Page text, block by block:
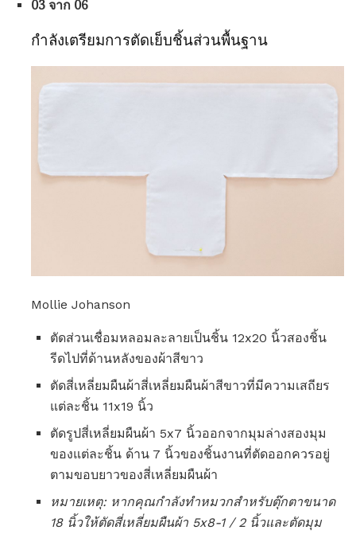
03 จาก 06
กำลังเตรียมการตัดเย็บชิ้นส่วนพื้นฐาน
Mollie Johanson
ตัดส่วนเชื่อมหลอมละลายเป็นชิ้น 12x20 นิ้วสองชิ้น
รีดไปที่ด้านหลังของผ้าสีขาว
ตัดสี่เหลี่ยมผืนผ้าสี่เหลี่ยมผืนผ้าสีขาวที่มีความเสถียร
แต่ละชิ้น 11x19 นิ้ว
ตัดรูปสี่เหลี่ยมผืนผ้า 5x7 นิ้วออกจากมุมล่างสองมุม
ของแต่ละชิ้น ด้าน 7 นิ้วของชิ้นงานที่ตัดออกควรอยู่
ตามขอบยาวของสี่เหลี่ยมผืนผ้า
หมายเหตุ: หากคุณกำลังทำหมวกสำหรับตุ๊กตาขนาด
18 นิ้วให้ตัดสี่เหลี่ยมผืนผ้า 5x8-1 / 2 นิ้วและตัดมุม